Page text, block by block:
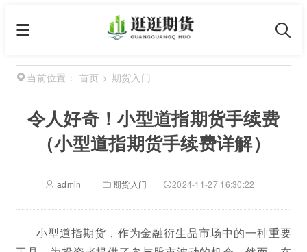
当前位置： 首页 > 期货入门
令人好奇！小型道指期货手续费
（小型道指期货手续费详解）
admin 期货入门 2024-11-27 16:30:22
小型道指期货，作为金融衍生品市场中的一种重要